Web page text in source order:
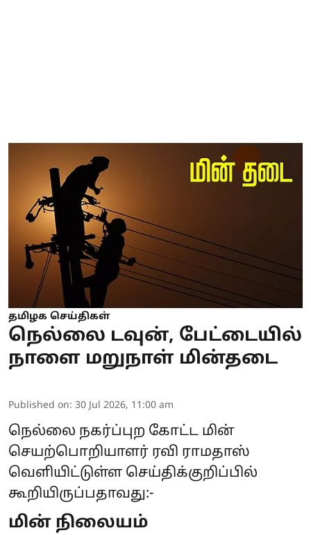
தமிழக செய்திகள்
நெல்லை டவுன், பேட்டையில்
நாளை மறுநாள் மின்தடை
Published on: 30 Jul 2026, 11:00 am
நெல்லை நகர்ப்புற கோட்ட மின்
செயற்பொறியாளர் ரவி ராமதாஸ்
வெளியிட்டுள்ள செய்திக்குறிப்பில்
கூறியிருப்பதாவது:-
மின் நிலையம்